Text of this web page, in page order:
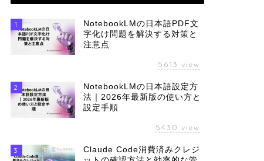
1
NotebookLMの日本語PDF文
字化け問題を解決する対策と
注意点
5613 view
2
NotebookLMの日本語設定方
法｜2026年最新版の使い方と
設定手順
5430 view
3
Claude Code消費済みクレジ